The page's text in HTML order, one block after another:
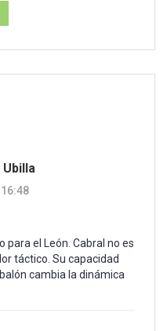
para el León. Cabral no es
táctico. Su capacidad
cambia la dinámica